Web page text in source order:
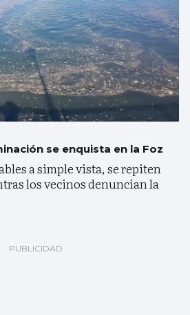
se enquista en la Foz
a simple vista, se repiten
los vecinos denuncian la